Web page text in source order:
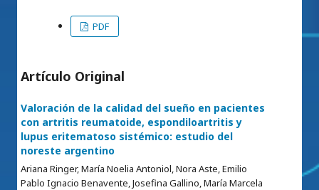
PDF
Artículo Original
Valoración de la calidad del sueño en pacientes
con artritis reumatoide, espondiloartritis y
lupus eritematoso sistémico: estudio del
noreste argentino
Ariana Ringer, María Noelia Antoniol, Nora Aste, Emilio
Pablo Ignacio Benavente, Josefina Gallino, María Marcela